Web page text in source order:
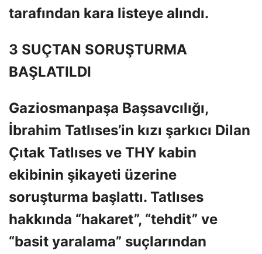
tarafından kara listeye alındı.
3 SUÇTAN SORUŞTURMA
BAŞLATILDI
Gaziosmanpaşa Başsavcılığı,
İbrahim Tatlıses’in kızı şarkıcı Dilan
Çıtak Tatlıses ve THY kabin
ekibinin şikayeti üzerine
soruşturma başlattı. Tatlıses
hakkında “hakaret”, “tehdit” ve
“basit yaralama” suçlarından